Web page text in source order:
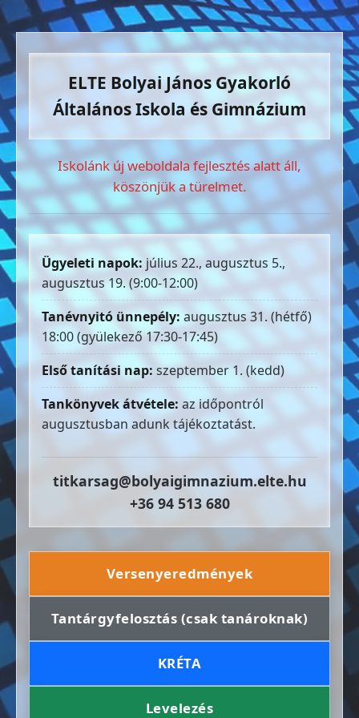
ELTE Bolyai János Gyakorló
Általános Iskola és Gimnázium
Iskolánk új weboldala fejlesztés alatt áll,
köszönjük a türelmet.
Ügyeleti napok: július 22., augusztus 5.,
augusztus 19. (9:00-12:00)
Tanévnyitó ünnepély: augusztus 31. (hétfő)
18:00 (gyülekező 17:30-17:45)
Első tanítási nap: szeptember 1. (kedd)
Tankönyvek átvétele: az időpontról
augusztusban adunk tájékoztatást.
titkarsag@bolyaigimnazium.elte.hu
+36 94 513 680
Versenyeredmények
Tantárgyfelosztás (csak tanároknak)
KRÉTA
Levelezés